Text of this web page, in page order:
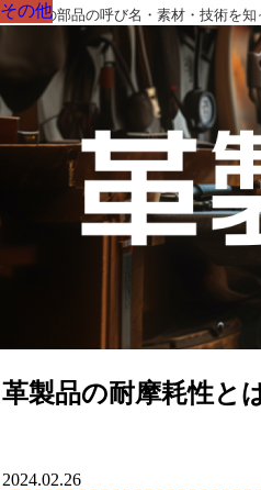
革製品の部品の呼び名・素材・技術を
革製品の耐摩耗性と
その他
2024.02.26
その他
その他
その他
その他
その他
その他